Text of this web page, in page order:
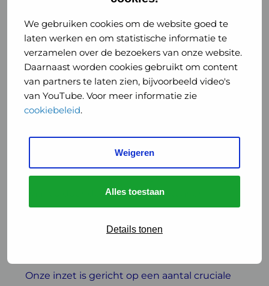
We gebruiken cookies om de website goed te
laten werken en om statistische informatie te
verzamelen over de bezoekers van onze website.
Daarnaast worden cookies gebruikt om content
van partners te laten zien, bijvoorbeeld video's
van YouTube. Voor meer informatie zie
cookiebeleid.
Weigeren
Alles toestaan
Details tonen
Zij gaan op dit moment achter iedere
mogelijkheid aan. De prioriteit van het
inkoopteam is om zo spoedig mogelijk een
stabiele stroom van PBM voor landelijk
gebruik te realiseren. Zoals ook te lezen is in
de brief van minister Bruins zijn een aantal
bijzonder lastige klus. In een (internationale)
markt, waar alle landen tegelijk op zoek zijn
naar voldoende middelen en waar er
bijvoorbeeld geen sprake is van een
‘geharmoniseerd’ Europees beleid.
Onze inzet is gericht op een aantal cruciale